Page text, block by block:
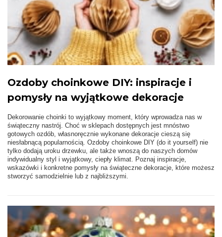
Ozdoby choinkowe DIY: inspiracje i
pomysły na wyjątkowe dekoracje
Dekorowanie choinki to wyjątkowy moment, który wprowadza nas w
świąteczny nastrój. Choć w sklepach dostępnych jest mnóstwo
gotowych ozdób, własnoręcznie wykonane dekoracje cieszą się
niesłabnącą popularnością. Ozdoby choinkowe DIY (do it yourself) nie
tylko dodają uroku drzewku, ale także wnoszą do naszych domów
indywidualny styl i wyjątkowy, ciepły klimat. Poznaj inspiracje,
wskazówki i konkretne pomysły na świąteczne dekoracje, które możesz
stworzyć samodzielnie lub z najbliższymi.